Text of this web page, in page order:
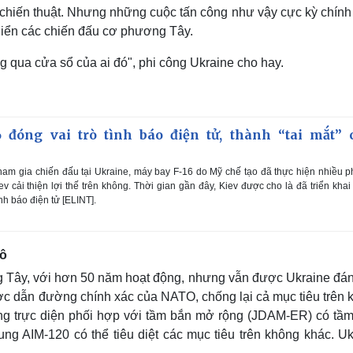
thuật. Nhưng những cuộc tấn công như vậy cực kỳ
các chiến đấu cơ phương Tây.
qua cửa sổ của ai đó", phi công Ukraine cho hay.
đóng vai trò tình báo điện tử, thành “tai mắt”
gia chiến đấu tại Ukraine, máy bay F-16 do Mỹ chế tạo đã thực hiện nhiều
cải thiện lợi thế trên không. Thời gian gần đây, Kiev được cho là đã triển khai
báo điện tử [ELINT].
với hơn 50 năm hoạt động, nhưng vẫn được Ukraine
dẫn đường chính xác của NATO, chống lại cả mục tiêu trên
trực diện phối hợp với tầm bắn mở rộng (JDAM-ER) có
AIM-120 có thể tiêu diệt các mục tiêu trên không khác.